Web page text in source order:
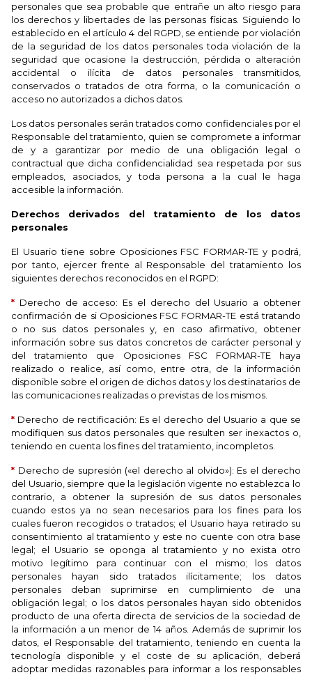
personales que sea probable que entrañe un alto riesgo para
los derechos y libertades de las personas físicas. Siguiendo lo
establecido en el artículo 4 del RGPD, se entiende por violación
de la seguridad de los datos personales toda violación de la
seguridad que ocasione la destrucción, pérdida o alteración
accidental o ilícita de datos personales transmitidos,
conservados o tratados de otra forma, o la comunicación o
acceso no autorizados a dichos datos.
Los datos personales serán tratados como confidenciales por el
Responsable del tratamiento, quien se compromete a informar
de y a garantizar por medio de una obligación legal o
contractual que dicha confidencialidad sea respetada por sus
empleados, asociados, y toda persona a la cual le haga
accesible la información.
Derechos derivados del tratamiento de los datos
personales
El Usuario tiene sobre Oposiciones FSC FORMAR-TE y podrá,
por tanto, ejercer frente al Responsable del tratamiento los
siguientes derechos reconocidos en el RGPD:
* Derecho de acceso: Es el derecho del Usuario a obtener
confirmación de si Oposiciones FSC FORMAR-TE está tratando
o no sus datos personales y, en caso afirmativo, obtener
información sobre sus datos concretos de carácter personal y
del tratamiento que Oposiciones FSC FORMAR-TE haya
realizado o realice, así como, entre otra, de la información
disponible sobre el origen de dichos datos y los destinatarios de
las comunicaciones realizadas o previstas de los mismos.
* Derecho de rectificación: Es el derecho del Usuario a que se
modifiquen sus datos personales que resulten ser inexactos o,
teniendo en cuenta los fines del tratamiento, incompletos.
* Derecho de supresión («el derecho al olvido»): Es el derecho
del Usuario, siempre que la legislación vigente no establezca lo
contrario, a obtener la supresión de sus datos personales
cuando estos ya no sean necesarios para los fines para los
cuales fueron recogidos o tratados; el Usuario haya retirado su
consentimiento al tratamiento y este no cuente con otra base
legal; el Usuario se oponga al tratamiento y no exista otro
motivo legítimo para continuar con el mismo; los datos
personales hayan sido tratados ilícitamente; los datos
personales deban suprimirse en cumplimiento de una
obligación legal; o los datos personales hayan sido obtenidos
producto de una oferta directa de servicios de la sociedad de
la información a un menor de 14 años. Además de suprimir los
datos, el Responsable del tratamiento, teniendo en cuenta la
tecnología disponible y el coste de su aplicación, deberá
adoptar medidas razonables para informar a los responsables